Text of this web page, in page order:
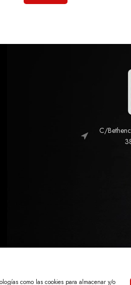
como las cookies para almacenar y/o
C/